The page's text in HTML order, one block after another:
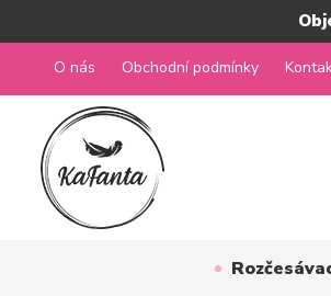
O nás Obchodní podmínky